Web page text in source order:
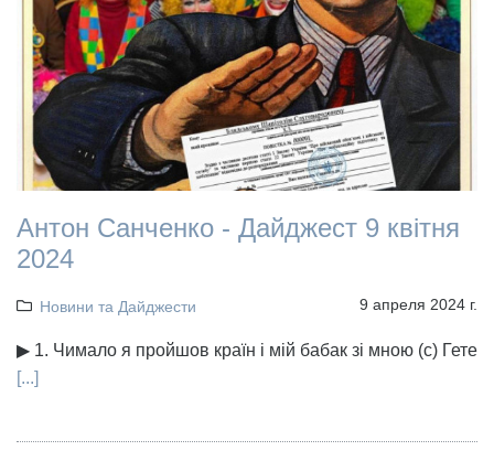
Антон Санченко - Дайджест 9 квітня
2024
Новини та Дайджести 9 апреля 2024 г.
▶ 1. Чимало я пройшов країн і мій бабак зі мною (с) Гете
[...]